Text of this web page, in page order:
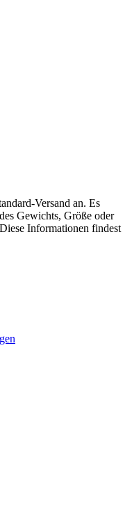
Versand an. Es
Gewichts, Größe oder
Informationen findest